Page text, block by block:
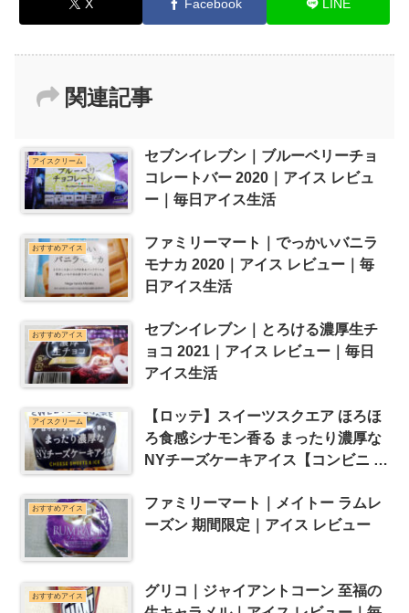
X Facebook LINE
関連記事
アイスクリーム
セブンイレブン｜ブルーベリーチョ
コレートバー 2020｜アイス レビュ
ー｜毎日アイス生活
おすすめアイス
ファミリーマート｜でっかいバニラ
モナカ 2020｜アイス レビュー｜毎
日アイス生活
おすすめアイス
セブンイレブン｜とろける濃厚生チ
ョコ 2021｜アイス レビュー｜毎日
アイス生活
アイスクリーム
【ロッテ】スイーツスクエア ほろほ
ろ食感シナモン香る まったり濃厚な
NYチーズケーキアイス【コンビニ ス
おすすめアイス
ファミリーマート｜メイトー ラムレ
ーズン 期間限定｜アイス レビュー
おすすめアイス
グリコ｜ジャイアントコーン 至福の